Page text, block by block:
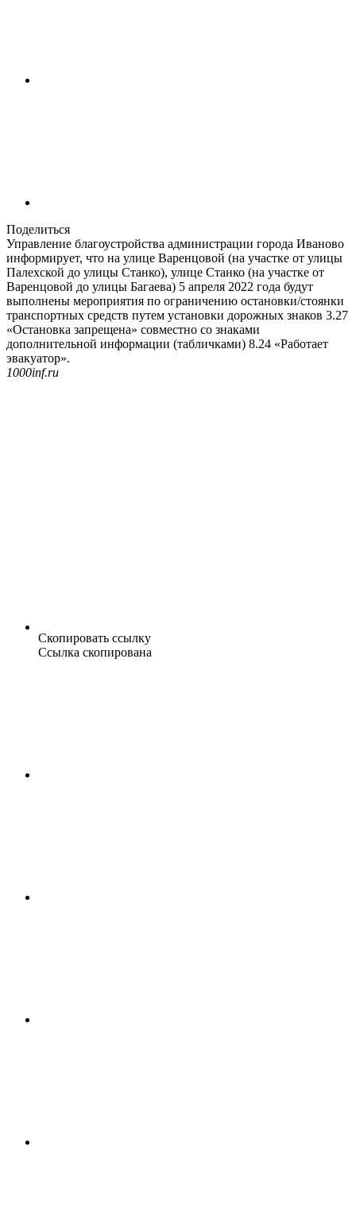
Поделиться
Управление благоустройства администрации города Иваново
информирует, что на улице Варенцовой (на участке от улицы
Палехской до улицы Станко), улице Станко (на участке от
Варенцовой до улицы Багаева) 5 апреля 2022 года будут
выполнены мероприятия по ограничению остановки/стоянки
транспортных средств путем установки дорожных знаков 3.27
«Остановка запрещена» совместно со знаками
дополнительной информации (табличками) 8.24 «Работает
эвакуатор».
1000inf.ru
Скопировать ссылку
Ссылка скопирована